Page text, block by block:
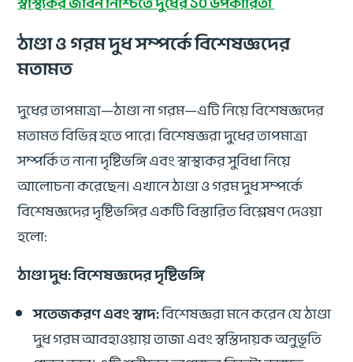
ঠাণ্ডা ও গরম দুধ সম্পর্কে বিশেষজ্ঞদের
মতামত
দুধের তাপমাত্রা—ঠাণ্ডা না গরম—এটি নিয়ে বিশেষজ্ঞদের
মতামত বিভিন্ন হতে পারে। বিশেষজ্ঞরা দুধের তাপমাত্রা
সম্পর্কিত নানা দৃষ্টিভঙ্গি এবং স্বাস্থ্যকর সুবিধা নিয়ে
আলোচনা করেছেন। এখানে ঠাণ্ডা ও গরম দুধ সম্পর্কে
বিশেষজ্ঞদের দৃষ্টিভঙ্গির একটি বিস্তারিত বিশ্লেষণ দেওয়া
হলো:
ঠাণ্ডা দুধ: বিশেষজ্ঞদের দৃষ্টিভঙ্গি
সতেজকরণ এবং স্বাদ:বিশেষজ্ঞরা মনে করেন যে ঠাণ্ডা
দুধ গরম আবহাওয়ায় তাজা এবং স্বস্তিদায়ক অনুভূতি